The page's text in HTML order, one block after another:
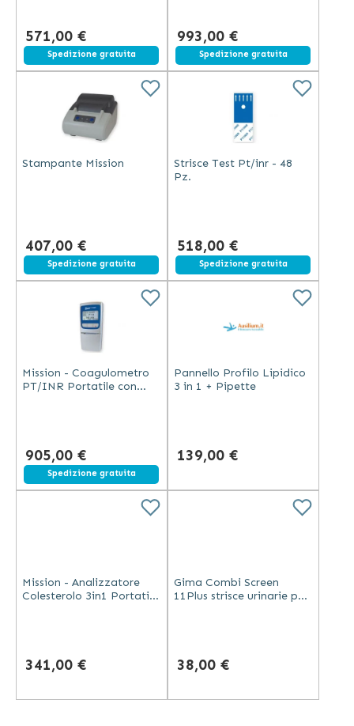
571,00 €
Spedizione gratuita
993,00 €
Spedizione gratuita
Stampante Mission
407,00 €
Spedizione gratuita
Strisce Test Pt/inr - 48
Pz.
518,00 €
Spedizione gratuita
Mission - Coagulometro
PT/INR Portatile con
905,00 €
Spedizione gratuita
Pannello Profilo Lipidico
3 in 1 + Pipette
139,00 €
Mission - Analizzatore
Colesterolo 3in1 Portatile
341,00 €
Gima Combi Screen
11Plus strisce urinarie per
38,00 €